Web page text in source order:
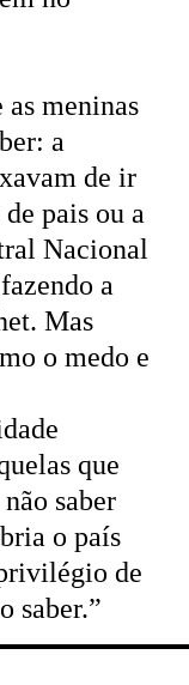
meninas
a
de ir
pais ou a
Nacional
a
Mas
o medo e
que
saber
o país
de
saber.”